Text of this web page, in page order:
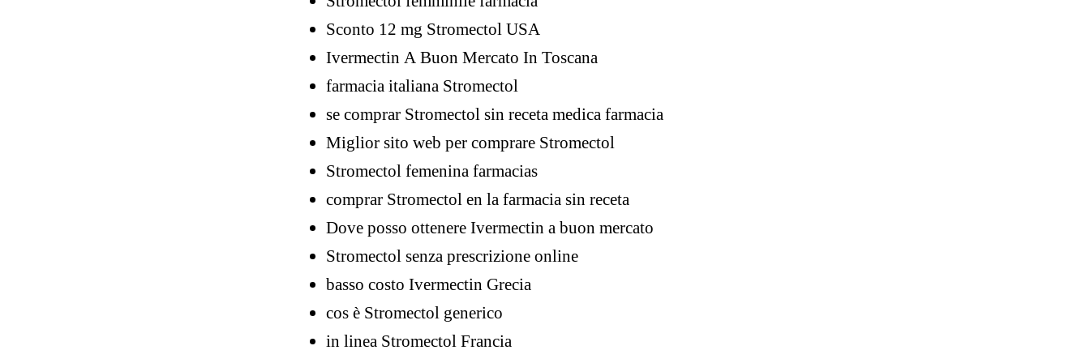
Sconto 12 mg Stromectol USA
Ivermectin A Buon Mercato In Toscana
farmacia italiana Stromectol
se comprar Stromectol sin receta medica farmacia
Miglior sito web per comprare Stromectol
Stromectol femenina farmacias
comprar Stromectol en la farmacia sin receta
Dove posso ottenere Ivermectin a buon mercato
Stromectol senza prescrizione online
basso costo Ivermectin Grecia
cos è Stromectol generico
in linea Stromectol Francia